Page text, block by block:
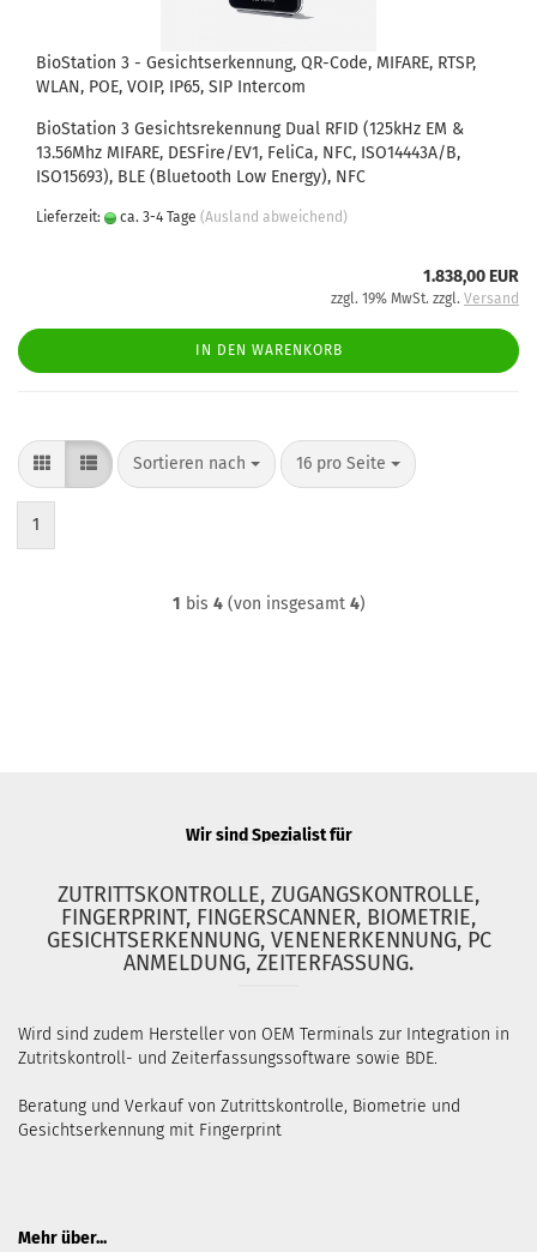
BioStation 3 - Gesichtserkennung, QR-Code, MIFARE, RTSP,
WLAN, POE, VOIP, IP65, SIP Intercom
BioStation 3 Gesichtsrekennung Dual RFID (125kHz EM &
13.56Mhz MIFARE, DESFire/EV1, FeliCa, NFC, ISO14443A/B,
ISO15693), BLE (Bluetooth Low Energy), NFC
Lieferzeit: ca. 3-4 Tage (Ausland abweichend)
1.838,00 EUR
zzgl. 19% MwSt. zzgl. Versand
IN DEN WARENKORB
Sortieren nach
Sortieren nach 16 pro Seite
pro Seite
1
1 bis 4(von insgesamt 4)
Wir sind Spezialist für
ZUTRITTSKONTROLLE, ZUGANGSKONTROLLE,
FINGERPRINT, FINGERSCANNER, BIOMETRIE,
GESICHTSERKENNUNG, VENENERKENNUNG, PC
ANMELDUNG, ZEITERFASSUNG.
Wird sind zudem Hersteller von OEM Terminals zur Integration in
Zutritskontroll- und Zeiterfassungssoftware sowie BDE.
Beratung und Verkauf von Zutrittskontrolle, Biometrie und
Gesichtserkennung mit Fingerprint
Mehr über...